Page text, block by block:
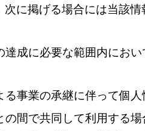
に掲げる場合には当該
達成に必要な範囲内にお
る事業の承継に伴って個
間で共同して利用する